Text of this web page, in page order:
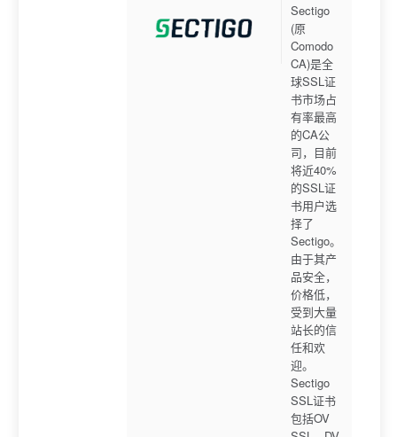
Sectigo
(原
Comodo
CA)是全
球SSL证
书市场占
有率最高
的CA公
司，目前
将近40%
的SSL证
书用户选
择了
Sectigo。
由于其产
品安全，
价格低，
受到大量
站长的信
任和欢
迎。
Sectigo
SSL证书
包括OV